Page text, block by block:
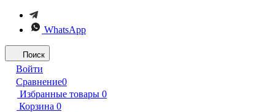
WhatsApp
Поиск
Войти
Сравнение0
Избранные товары 0
Корзина 0